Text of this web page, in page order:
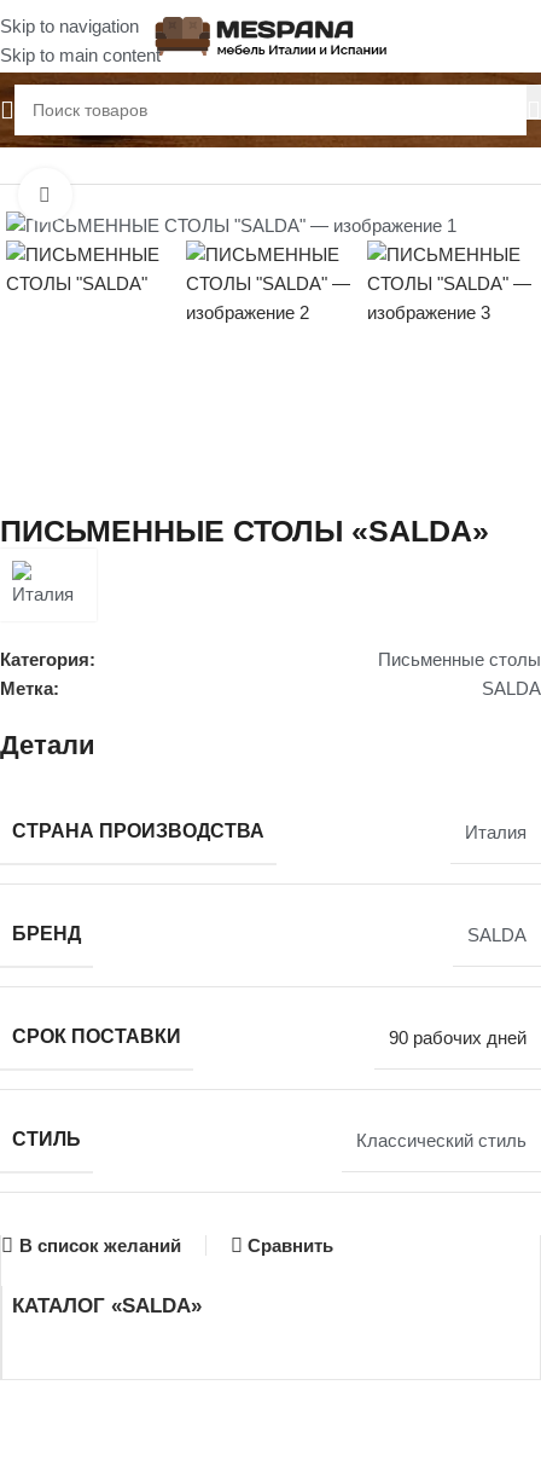
Skip to navigation
Skip to main content
Главная Письменные столы
ПИСЬМЕННЫЕ СТОЛЫ «SALDA»
Категория:
Письменные столы
Метка:
SALDA
Детали
СТРАНА ПРОИЗВОДСТВА Италия
БРЕНД SALDA
СРОК ПОСТАВКИ 90 рабочих дней
СТИЛЬ Классический стиль
В список желаний Сравнить
КАТАЛОГ «SALDA»